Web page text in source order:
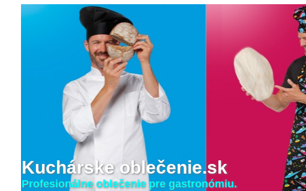
Kuchárske oblečenie.sk
Profesionálne oblečenie pre gastronómiu.